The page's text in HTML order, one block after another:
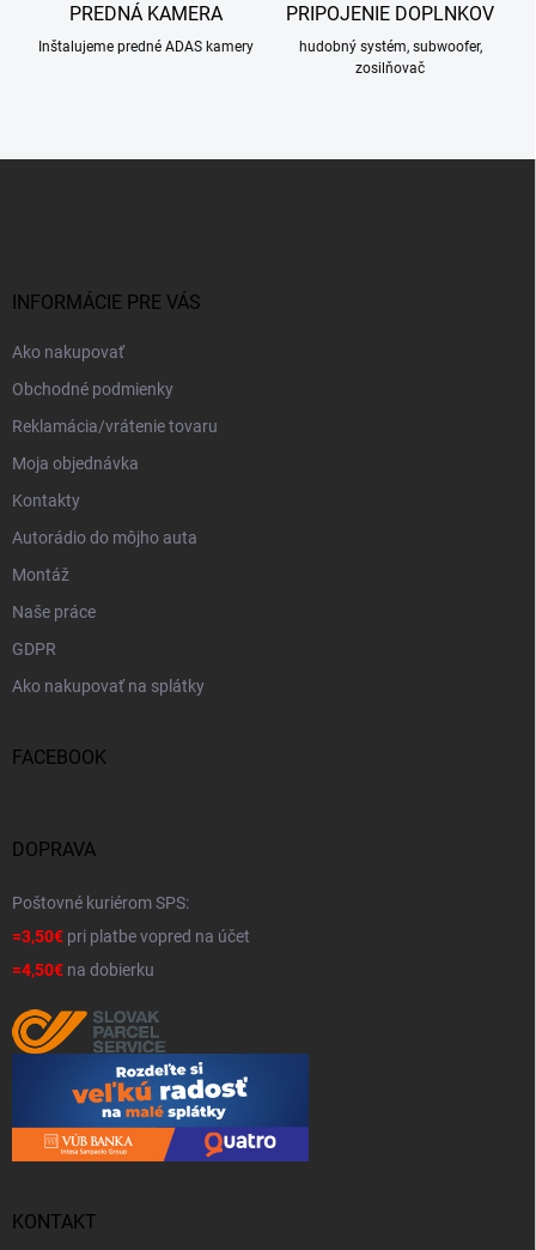
PREDNÁ KAMERA
Inštalujeme predné ADAS kamery
PRIPOJENIE DOPLNKOV
hudobný systém, subwoofer,
zosilňovač
INFORMÁCIE PRE VÁS
Ako nakupovať
Obchodné podmienky
Reklamácia/vrátenie tovaru
Moja objednávka
Kontakty
Autorádio do môjho auta
Montáž
Naše práce
GDPR
Ako nakupovať na splátky
FACEBOOK
DOPRAVA
Poštovné kuriérom SPS:
=3,50€ pri platbe vopred na účet
=4,50€ na dobierku
KONTAKT